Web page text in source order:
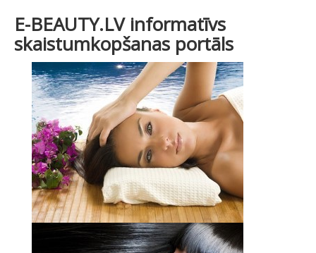
E-BEAUTY.LV informatīvs
skaistumkopšanas portāls